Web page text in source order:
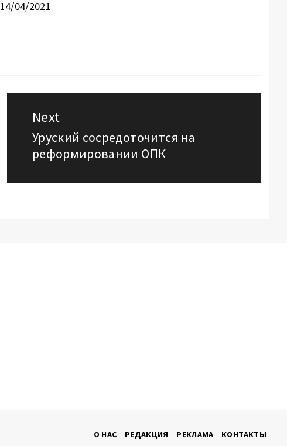
14/04/2021
Next
Next
post:
Уруский сосредоточится на
реформировании ОПК
О НАС РЕДАКЦИЯ РЕКЛАМА КОНТАКТЫ